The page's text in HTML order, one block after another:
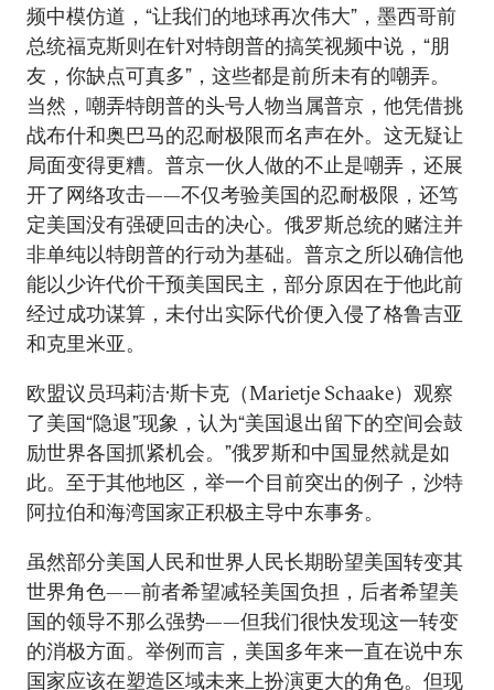
频中模仿道，“让我们的地球再次伟大”，墨西哥前
总统福克斯则在针对特朗普的搞笑视频中说，“朋
友，你缺点可真多”，这些都是前所未有的嘲弄。
当然，嘲弄特朗普的头号人物当属普京，他凭借挑
战布什和奥巴马的忍耐极限而名声在外。这无疑让
局面变得更糟。普京一伙人做的不止是嘲弄，还展
开了网络攻击——不仅考验美国的忍耐极限，还笃
定美国没有强硬回击的决心。俄罗斯总统的赌注并
非单纯以特朗普的行动为基础。普京之所以确信他
能以少许代价干预美国民主，部分原因在于他此前
经过成功谋算，未付出实际代价便入侵了格鲁吉亚
和克里米亚。
欧盟议员玛莉洁·斯卡克（Marietje Schaake）观察
了美国“隐退”现象，认为“美国退出留下的空间会鼓
励世界各国抓紧机会。”俄罗斯和中国显然就是如
此。至于其他地区，举一个目前突出的例子，沙特
阿拉伯和海湾国家正积极主导中东事务。
虽然部分美国人民和世界人民长期盼望美国转变其
世界角色——前者希望减轻美国负担，后者希望美
国的领导不那么强势——但我们很快发现这一转变
的消极方面。举例而言，美国多年来一直在说中东
国家应该在塑造区域未来上扮演更大的角色。但现